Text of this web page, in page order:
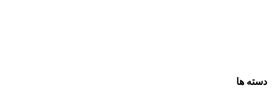
دسته ها